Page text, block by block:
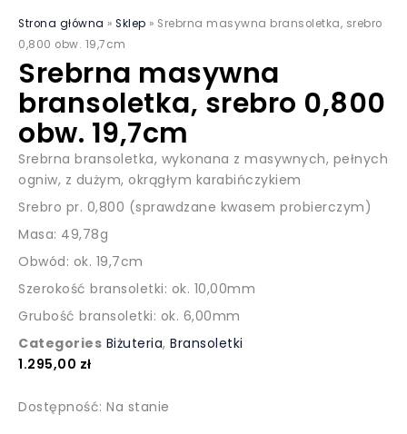
Strona główna » Sklep » Srebrna masywna bransoletka, srebro
0,800 obw. 19,7cm
Srebrna masywna
bransoletka, srebro 0,800
obw. 19,7cm
Srebrna bransoletka, wykonana z masywnych, pełnych
ogniw, z dużym, okrągłym karabińczykiem
Srebro pr. 0,800 (sprawdzane kwasem probierczym)
Masa: 49,78g
Obwód: ok. 19,7cm
Szerokość bransoletki: ok. 10,00mm
Grubość bransoletki: ok. 6,00mm
Categories Biżuteria, Bransoletki
1.295,00 zł
Dostępność: Na stanie
ilość